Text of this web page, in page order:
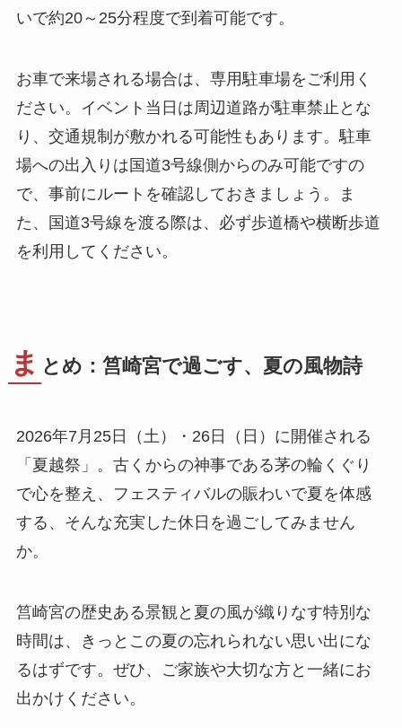
いで約20～25分程度で到着可能です。
お車で来場される場合は、専用駐車場をご利用く
ださい。イベント当日は周辺道路が駐車禁止とな
り、交通規制が敷かれる可能性もあります。駐車
場への出入りは国道3号線側からのみ可能ですの
で、事前にルートを確認しておきましょう。ま
た、国道3号線を渡る際は、必ず歩道橋や横断歩道
を利用してください。
ま とめ：筥崎宮で過ごす、夏の風物詩
2026年7月25日（土）・26日（日）に開催される
「夏越祭」。古くからの神事である茅の輪くぐり
で心を整え、フェスティバルの賑わいで夏を体感
する、そんな充実した休日を過ごしてみません
か。
筥崎宮の歴史ある景観と夏の風が織りなす特別な
時間は、きっとこの夏の忘れられない思い出にな
るはずです。ぜひ、ご家族や大切な方と一緒にお
出かけください。